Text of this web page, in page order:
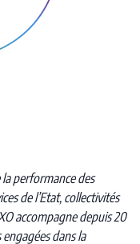
la performance des
de l’Etat, collectivités
accompagne depuis 20
dans la